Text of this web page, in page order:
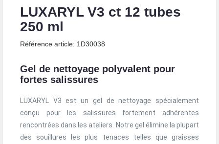
LUXARYL V3 ct 12 tubes
250 ml
Référence article: 1D30038
Gel de nettoyage polyvalent pour
fortes salissures
LUXARYL V3 est un gel de nettoyage spécialement
conçu pour les salissures fortement adhérentes
rencontrées dans les ateliers. Notre gel élimine la plupart
des souillures les plus tenaces telles que graisses